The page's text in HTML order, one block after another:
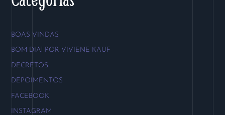
BOAS VINDAS
BOM DIA! POR VIVIENE KAUF
DECRETOS
DEPOIMENTOS
FACEBOOK
INSTAGRAM